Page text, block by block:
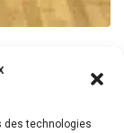
des technologies